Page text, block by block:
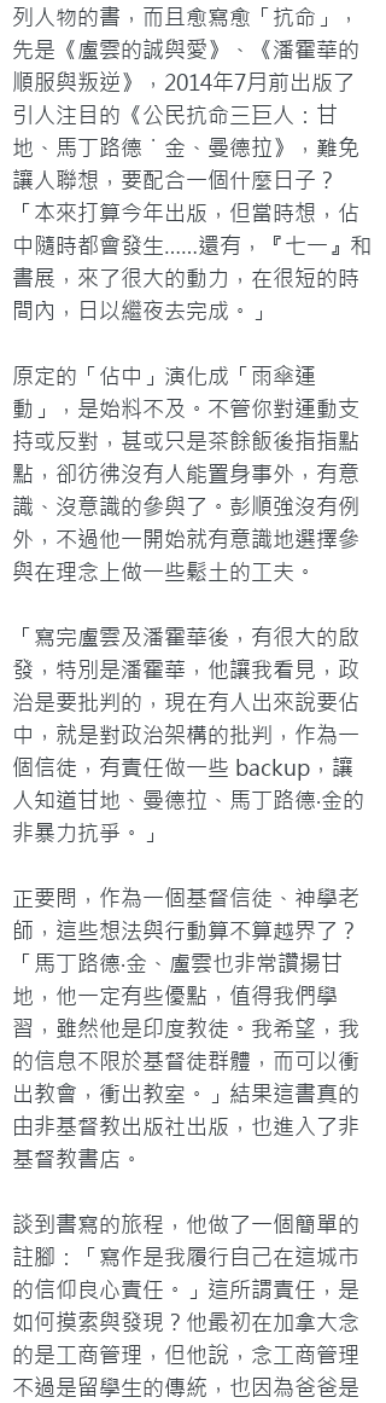
列人物的書，而且愈寫愈「抗命」，
先是《盧雲的誠與愛》、《潘霍華的
順服與叛逆》，2014年7月前出版了
引人注目的《公民抗命三巨人：甘
地、馬丁路德˙金、曼德拉》，難免
讓人聯想，要配合一個什麼日子？
「本來打算今年出版，但當時想，佔
中隨時都會發生……還有，『七一』和
書展，來了很大的動力，在很短的時
間內，日以繼夜去完成。」
原定的「佔中」演化成「雨傘運
動」，是始料不及。不管你對運動支
持或反對，甚或只是茶餘飯後指指點
點，卻彷彿沒有人能置身事外，有意
識、沒意識的參與了。彭順強沒有例
外，不過他一開始就有意識地選擇參
與在理念上做一些鬆土的工夫。
「寫完盧雲及潘霍華後，有很大的啟
發，特別是潘霍華，他讓我看見，政
治是要批判的，現在有人出來說要佔
中，就是對政治架構的批判，作為一
個信徒，有責任做一些 backup，讓
人知道甘地、曼德拉、馬丁路德‧金的
非暴力抗爭。」
正要問，作為一個基督信徒、神學老
師，這些想法與行動算不算越界了？
「馬丁路德‧金、盧雲也非常讚揚甘
地，他一定有些優點，值得我們學
習，雖然他是印度教徒。我希望，我
的信息不限於基督徒群體，而可以衝
出教會，衝出教室。」結果這書真的
由非基督教出版社出版，也進入了非
基督教書店。
談到書寫的旅程，他做了一個簡單的
註腳：「寫作是我履行自己在這城市
的信仰良心責任。」這所謂責任，是
如何摸索與發現？他最初在加拿大念
的是工商管理，但他說，念工商管理
不過是留學生的傳統，也因為爸爸是